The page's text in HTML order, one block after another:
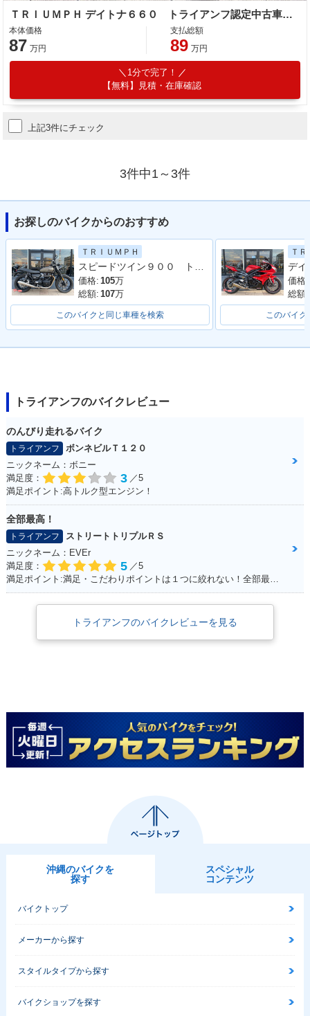
ＴＲＩＵＭＰＨ デイトナ６６０ トライアンフ認定中古車 シングルシートカウル フェンダーレスキット
本体価格
87 万円
支払総額
89 万円
1分で完了！
【無料】見積・在庫確認
上記3件にチェック
3件中1～3件
お探しのバイクからのおすすめ
ＴＲＩＵＭＰＨ
価格: 105万
総額: 107万
このバイクと同じ車種を検索
Ｔ
価格:
総額:
このバイ
トライアンフのバイクレビュー
のんびり走れるバイク
トライアンフ
ボンネビルＴ１２０
ニックネーム：ボニー
満足度：
3 ／5
満足ポイント:高トルク型エンジン！
全部最高！
トライアンフ
ストリートトリプルＲＳ
ニックネーム：EVEr
満足度：
5 ／5
満足ポイント:満足・こだわりポイントは１つに絞れない！全部最高！！
トライアンフのバイクレビューを見る
沖縄のバイクを
探す
スペシャル
コンテンツ
バイクトップ
メーカーから探す
スタイルタイプから探す
バイクショップを探す